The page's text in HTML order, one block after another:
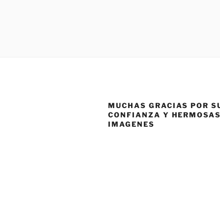
MUCHAS GRACIAS POR
CONFIANZA Y
IMAGENES